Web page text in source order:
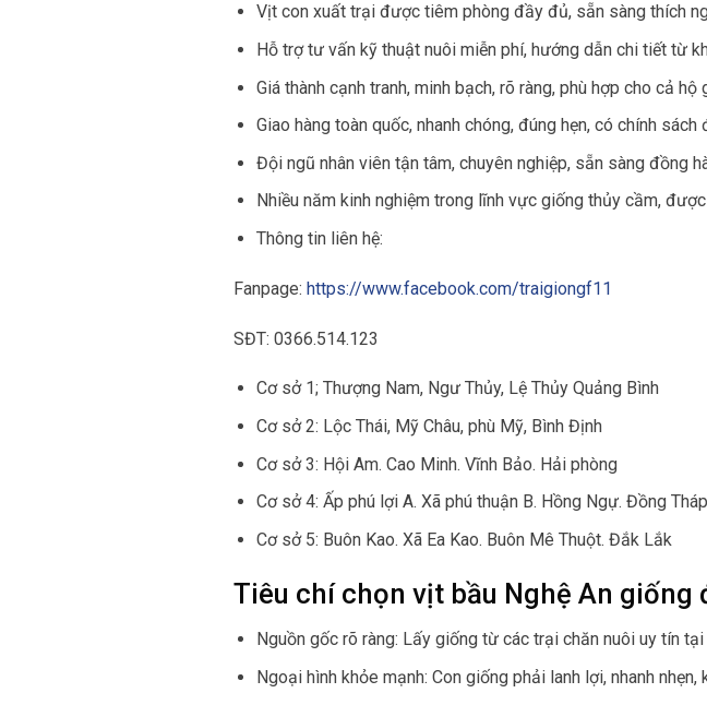
Vịt con xuất trại được tiêm phòng đầy đủ, sẵn sàng thích
Hỗ trợ tư vấn kỹ thuật nuôi miễn phí, hướng dẫn chi tiết từ
Giá thành cạnh tranh, minh bạch, rõ ràng, phù hợp cho cả
Giao hàng toàn quốc, nhanh chóng, đúng hẹn, có chính
Đội ngũ nhân viên tận tâm, chuyên nghiệp, sẵn sàng đồng
Nhiều năm kinh nghiệm trong lĩnh vực giống thủy cầm,
Thông tin liên hệ:
Fanpage: https://www.facebook.com/traigiongf11
SĐT: 0366.514.123
Cơ sở 1; Thượng Nam, Ngư Thủy, Lệ Thủy Quảng Bình
Cơ sở 2: Lộc Thái, Mỹ Châu, phù Mỹ, Bình Định
Cơ sở 3: Hội Am. Cao Minh. Vĩnh Bảo. Hải phòng
Cơ sở 4: Ấp phú lợi A. Xã phú thuận B. Hồng Ngự. Đồng Tháp
Cơ sở 5: Buôn Kao. Xã Ea Kao. Buôn Mê Thuột. Đắk Lắk
Tiêu chí chọn vịt bầu Nghệ An giống
Nguồn gốc rõ ràng: Lấy giống từ các trại chăn nuôi uy tín
Ngoại hình khỏe mạnh: Con giống phải lanh lợi, nhanh